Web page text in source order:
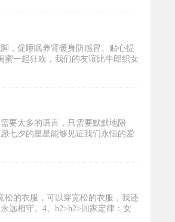
，促睡眠养肾暖身防感冒。贴心提
蜜一起狂欢，我们的友谊比牛郎织女
要太多的语言，只需要默默地陪
七夕的星星能够见证我们永恒的爱
松的衣服，可以穿宽松的衣服，我还
远相守。4、h2>h2>回家定律：女